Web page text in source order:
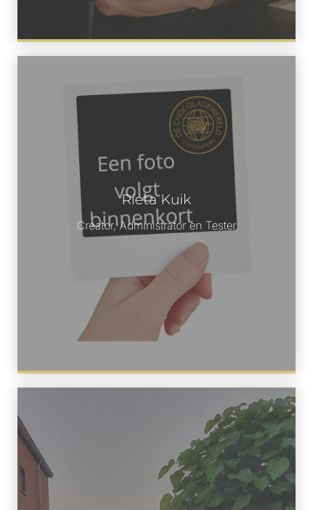
Rieta Kuik
Creator, Administrator en Tester